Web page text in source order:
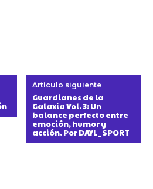
Artículo siguiente
Guardianes de la
Galaxia Vol. 3: Un
balance perfecto entre
emoción, humor y
acción. Por DAYL_SPORT